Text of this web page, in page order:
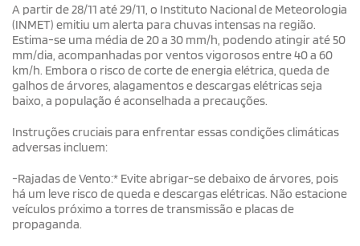
A partir de 28/11 até 29/11, o Instituto Nacional de Meteorologia
(INMET) emitiu um alerta para chuvas intensas na região.
Estima-se uma média de 20 a 30 mm/h, podendo atingir até 50
mm/dia, acompanhadas por ventos vigorosos entre 40 a 60
km/h. Embora o risco de corte de energia elétrica, queda de
galhos de árvores, alagamentos e descargas elétricas seja
baixo, a população é aconselhada a precauções.
Instruções cruciais para enfrentar essas condições climáticas
adversas incluem:
-Rajadas de Vento:* Evite abrigar-se debaixo de árvores, pois
há um leve risco de queda e descargas elétricas. Não estacione
veículos próximo a torres de transmissão e placas de
propaganda.